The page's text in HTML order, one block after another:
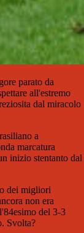
parato da
all'estremo
dal miracolo
a
marcatura
inizio stentanto dal
dei migliori
non era
del 3-3
Svolta?